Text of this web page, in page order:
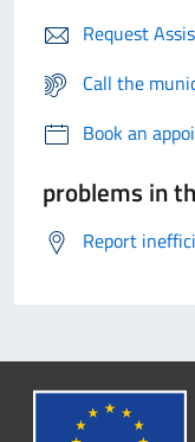
Request
Call the
Book an
problems in
Report